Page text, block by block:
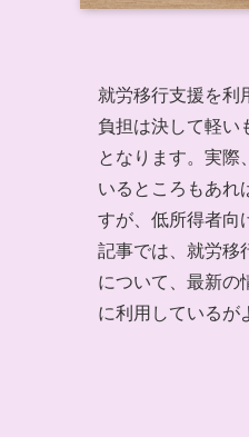
就労移行支援を利
負担は決して軽い
となります。実際
いるところもあれ
すが、低所得者向
記事では、就労移
について、最新の
に利用しているが